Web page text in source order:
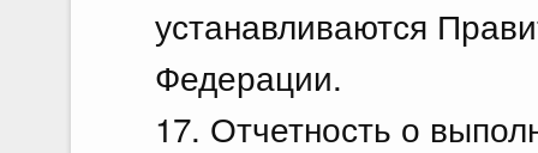
устанавливаются
Федерации.
17. Отчетность о